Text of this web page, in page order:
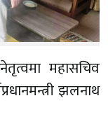
महासचिव
झलनाथ